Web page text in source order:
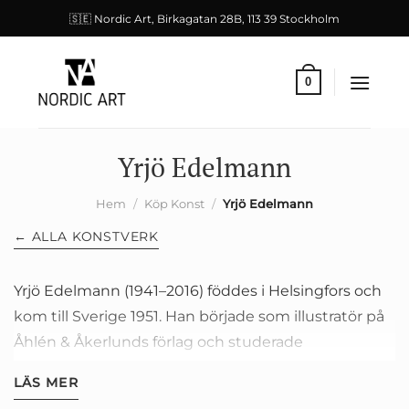
to
🇸🇪 Nordic Art, Birkagatan 28B, 113 39 Stockholm
0
Yrjö Edelmann
Hem / Köp Konst / Yrjö Edelmann
← ALLA KONSTVERK
Yrjö Edelmann (1941–2016) föddes i Helsingfors och
kom till Sverige 1951. Han började som illustratör på
Åhlén & Åkerlunds förlag och studerade
LÄS MER